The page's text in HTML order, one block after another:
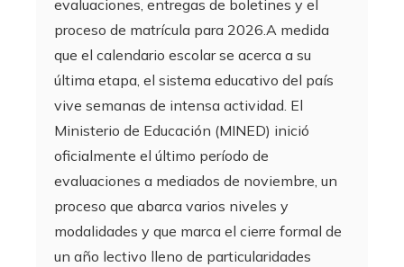
evaluaciones, entregas de boletines y el
proceso de matrícula para 2026.A medida
que el calendario escolar se acerca a su
última etapa, el sistema educativo del país
vive semanas de intensa actividad. El
Ministerio de Educación (MINED) inició
oficialmente el último período de
evaluaciones a mediados de noviembre, un
proceso que abarca varios niveles y
modalidades y que marca el cierre formal de
un año lectivo lleno de particularidades